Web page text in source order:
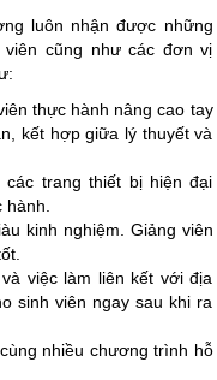
luôn nhận được những
cũng như các đơn vị
thực hành nâng cao tay
kết hợp giữa lý thuyết và
trang thiết bị hiện đại
kinh nghiệm. Giảng viên
việc làm liên kết với địa
sinh viên ngay sau khi ra
nhiều chương trình hỗ